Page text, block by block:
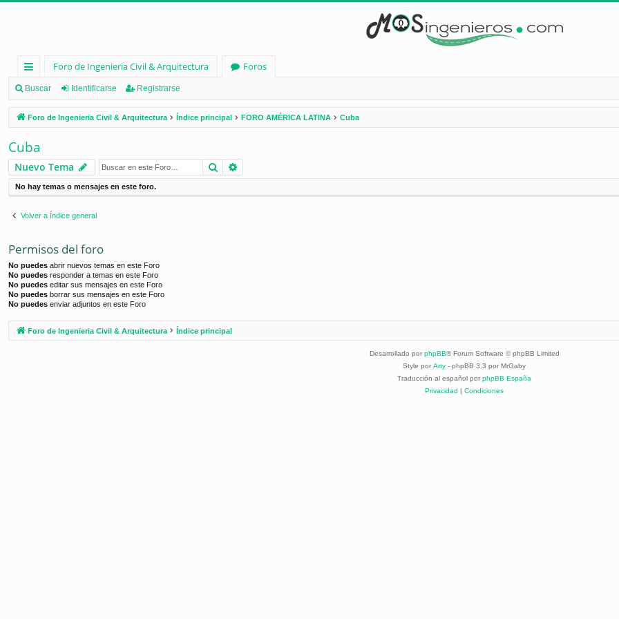
nl
ac
es
rá
pi
d
os
Foro de Ingenieria Civil & Arquitectura
Foros
Buscar Identificarse Registrarse
Foro de Ingenieria Civil & Arquitectura Índice principal FORO AMÉRICA LATINA Cuba
Cuba
Nuevo Tema Buscar
No hay temas o mensajes en este foro.
Volver a Índice general
Permisos del foro
No puedes abrir nuevos temas en este Foro
No puedes responder a temas en este Foro
No puedes editar sus mensajes en este Foro
No puedes borrar sus mensajes en este Foro
No puedes enviar adjuntos en este Foro
Foro de Ingenieria Civil & Arquitectura Índice principal
Desarrollado por phpBB® Forum Software © phpBB Limited
Style por Arty - phpBB 3.3 por MrGaby
Traducción al español por phpBB España
Privacidad | Condiciones